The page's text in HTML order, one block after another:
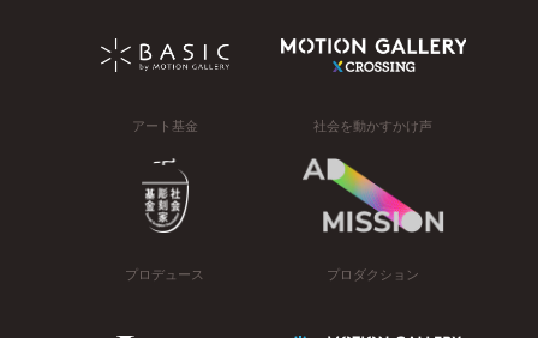
アート基金 社会を動かすかけ声
プロデュース プロダクション